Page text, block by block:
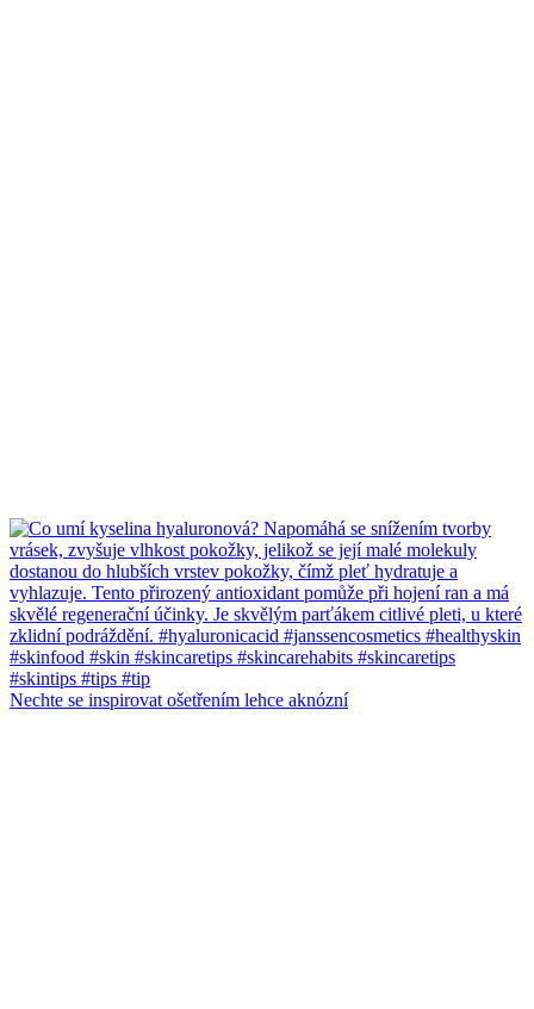
Nechte se inspirovat ošetřením lehce aknózní